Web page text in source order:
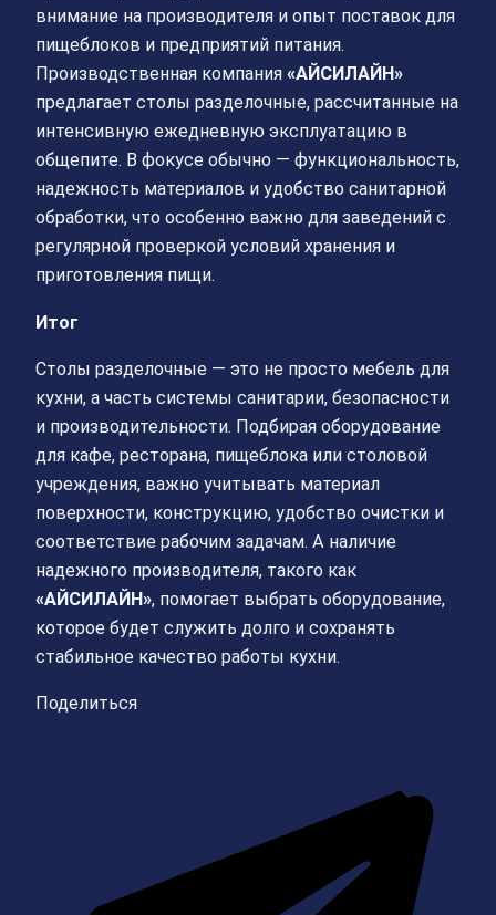
внимание на производителя и опыт поставок для
пищеблоков и предприятий питания.
Производственная компания «АЙСИЛАЙН»
предлагает столы разделочные, рассчитанные на
интенсивную ежедневную эксплуатацию в
общепите. В фокусе обычно — функциональность,
надежность материалов и удобство санитарной
обработки, что особенно важно для заведений с
регулярной проверкой условий хранения и
приготовления пищи.
Итог
Столы разделочные — это не просто мебель для
кухни, а часть системы санитарии, безопасности
и производительности. Подбирая оборудование
для кафе, ресторана, пищеблока или столовой
учреждения, важно учитывать материал
поверхности, конструкцию, удобство очистки и
соответствие рабочим задачам. А наличие
надежного производителя, такого как
«АЙСИЛАЙН», помогает выбрать оборудование,
которое будет служить долго и сохранять
стабильное качество работы кухни.
Поделиться